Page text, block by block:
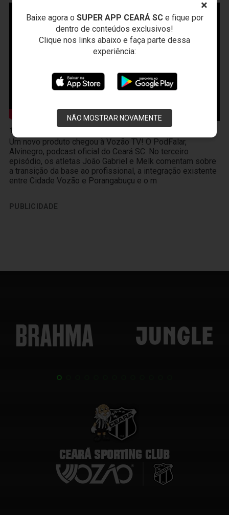
×
Baixe agora o SUPER APP CEARÁ SCe fique por
dentro de conteúdos exclusivos!
Clique nos links abaixo e faça parte dessa
experiência:
NÃO MOSTRAR NOVAMENTE
10 de Abril
Um novo produto chegou à Vozão TV! O PodFalar,
Alvinegro, podcast oficial do Ceará SC. No terceiro
episódio, os atletas João Gabriel e Melk comentam sobre
a transição da base ao profissional, a integração existente
entre Cidade Vozão e Porangabuçu e o m
PUBLICIDADE
CEARÁ SPORTING CLUB